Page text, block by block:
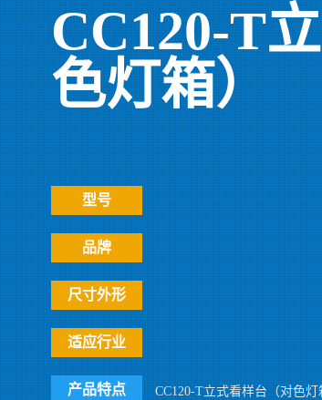
CC120-T
色灯箱）
型号
品牌
尺寸外形
适应行业
产品特点 CC120-T立式看样台（对色